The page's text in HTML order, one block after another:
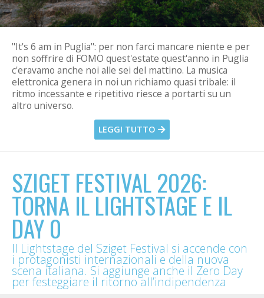
"It's 6 am in Puglia": per non farci mancare niente e per
non soffrire di FOMO quest'estate quest'anno in Puglia
c'eravamo anche noi alle sei del mattino. La musica
elettronica genera in noi un richiamo quasi tribale: il
ritmo incessante e ripetitivo riesce a portarti su un
altro universo.
LEGGI TUTTO
SZIGET FESTIVAL 2026:
TORNA IL LIGHTSTAGE E IL
DAY 0
Il Lightstage del Sziget Festival si accende con
i protagonisti internazionali e della nuova
scena italiana. Si aggiunge anche il Zero Day
per festeggiare il ritorno all’indipendenza